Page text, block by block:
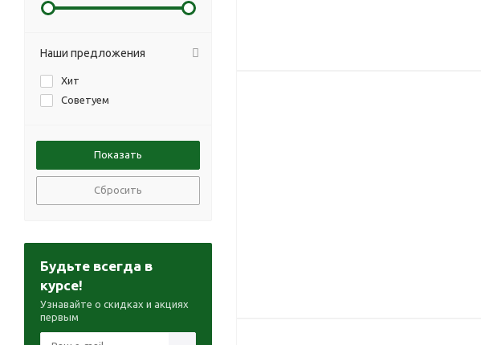
Наши предложения
Хит
Советуем
Сбросить
Будьте всегда в
курсе!
Узнавайте о скидках и акциях
первым